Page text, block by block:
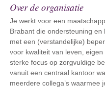
Over de organisatie
Je werkt voor een
Brabant die ondersteuning
met een (verstandelijke)
voor kwaliteit van leven,
sterke focus op zorgvuldige
vanuit een centraal kantoor
meerdere collega’s waarmee